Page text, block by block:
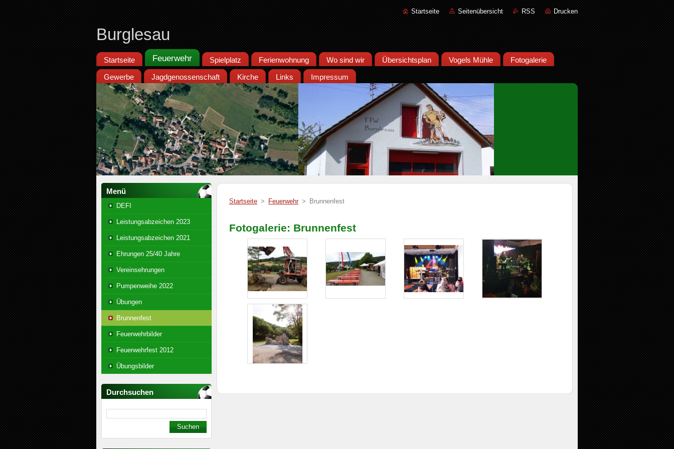
Startseite Seitenübersicht RSS Drucken
Burglesau
Startseite Feuerwehr Spielplatz Ferienwohnung Wo sind wir Übersichtsplan Vogels Mühle Fotogalerie
Gewerbe Jagdgenossenschaft Kirche Links Impressum
Menü
DEFI
Leistungsabzeichen 2023
Leistungsabzeichen 2021
Ehrungen 25/40 Jahre
Vereinsehrungen
Pumpenweihe 2022
Übungen
Brunnenfest
Feuerwehrbilder
Feuerwehrfest 2012
Übungsbilder
Durchsuchen
Startseite > Feuerwehr > Brunnenfest
Fotogalerie: Brunnenfest